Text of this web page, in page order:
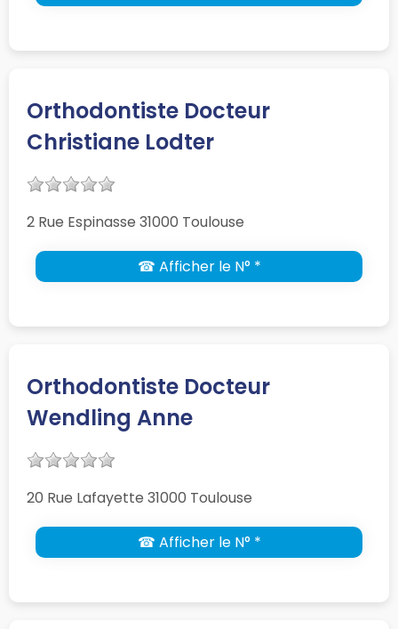
Orthodontiste Docteur
Christiane Lodter
2 Rue Espinasse 31000 Toulouse
☎ Afficher le N° *
Orthodontiste Docteur
Wendling Anne
20 Rue Lafayette 31000 Toulouse
☎ Afficher le N° *